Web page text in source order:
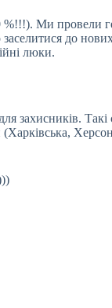
%!!!). Ми провели
до нових
люки.
Такі
(Харківська,